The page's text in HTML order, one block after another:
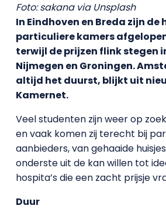
Foto: sakana via Unsplash
In Eindhoven en Breda zijn de
particuliere kamers
terwijl de prijzen flink stegen
Nijmegen en Groningen.
altijd het duurst, blijkt uit
Kamernet.
Veel studenten zijn weer op
en vaak komen zij terecht bij
aanbieders, van gehaaide
onderste uit de kan willen tot
hospita’s die een zacht prijsje
Duur